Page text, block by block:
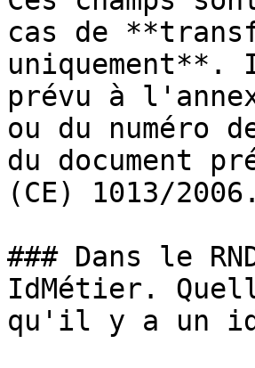
cas de
uniquement**.
prévu à
ou du numéro
du document
(CE) 1013/2006.
### Dans le
IdMétier.
qu'il y a un